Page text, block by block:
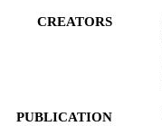
CREATORS
PUBLICATION